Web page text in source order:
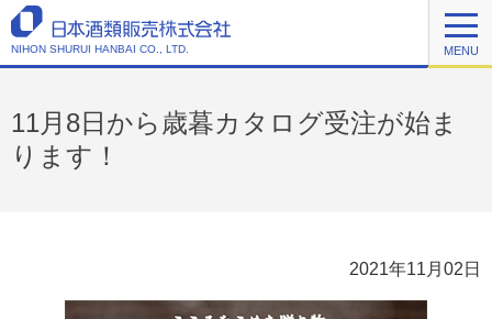
NIHON SHURUI HANBAI CO., LTD. MENU
11月8日から歳暮カタログ受注が始ま
ります！
2021年11月02日